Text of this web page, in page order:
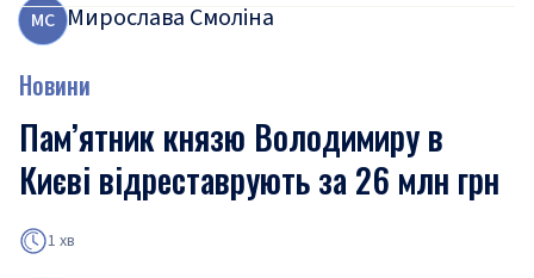
МС Мирослава Смоліна
Новини
Пам’ятник князю Володимиру в
Києві відреставрують за 26 млн грн
1 хв